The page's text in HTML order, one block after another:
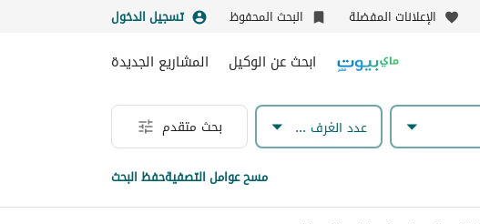
الإعلانات المفضلة البحث المحفوظ تسجيل الدخول
ابحث عن الوكيل المشاريع الجديدة
عدد الغرف & الحمامات بحث متقدم
مسح عوامل التصفيةحفظ البحث